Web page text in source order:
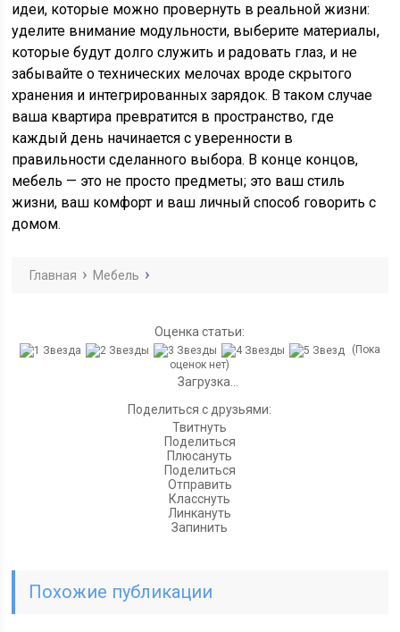
идеи, которые можно провернуть в реальной жизни:
уделите внимание модульности, выберите материалы,
которые будут долго служить и радовать глаз, и не
забывайте о технических мелочах вроде скрытого
хранения и интегрированных зарядок. В таком случае
ваша квартира превратится в пространство, где
каждый день начинается с уверенности в
правильности сделанного выбора. В конце концов,
мебель — это не просто предметы; это ваш стиль
жизни, ваш комфорт и ваш личный способ говорить с
домом.
Главная Мебель
Оценка статьи:
(Пока
оценок нет)
Загрузка...
Поделиться с друзьями:
Твитнуть
Поделиться
Плюсануть
Поделиться
Отправить
Класснуть
Линкануть
Запинить
Похожие публикации